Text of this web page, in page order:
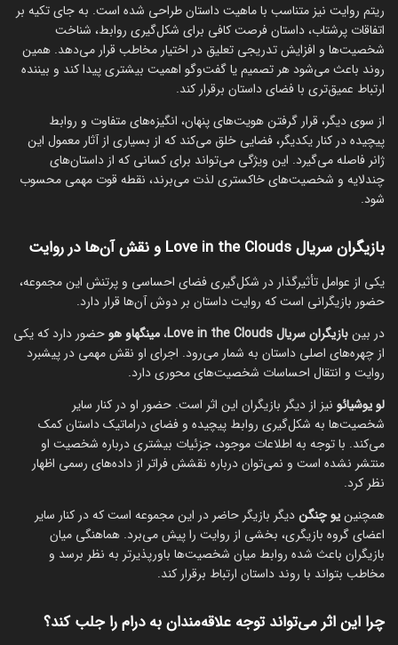
ریتم روایت نیز متناسب با ماهیت داستان طراحی شده است. به جای تکیه بر
اتفاقات پرشتاب، داستان فرصت کافی برای شکل‌گیری روابط، شناخت
شخصیت‌ها و افزایش تدریجی تعلیق در اختیار مخاطب قرار می‌دهد. همین
روند باعث می‌شود هر تصمیم یا گفت‌وگو اهمیت بیشتری پیدا کند و بیننده
ارتباط عمیق‌تری با فضای داستان برقرار کند.
از سوی دیگر، قرار گرفتن هویت‌های پنهان، انگیزه‌های متفاوت و روابط
پیچیده در کنار یکدیگر، فضایی خلق می‌کند که از بسیاری از آثار معمول این
ژانر فاصله می‌گیرد. این ویژگی می‌تواند برای کسانی که از داستان‌های
چندلایه و شخصیت‌های خاکستری لذت می‌برند، نقطه قوت مهمی محسوب
شود.
بازیگران سریال Love in the Clouds و نقش آن‌ها در روایت
یکی از عوامل تأثیرگذار در شکل‌گیری فضای احساسی و پرتنش این مجموعه،
حضور بازیگرانی است که روایت داستان بر دوش آن‌ها قرار دارد.
در بینبازیگران سریال Love in the Clouds ،مینگهاو هوحضور دارد که یکی
از چهره‌های اصلی داستان به شمار می‌رود. اجرای او نقش مهمی در پیشبرد
روایت و انتقال احساسات شخصیت‌های محوری دارد.
لو یوشیائو نیز از دیگر بازیگران این اثر است. حضور او در کنار سایر
شخصیت‌ها به شکل‌گیری روابط پیچیده و فضای دراماتیک داستان کمک
می‌کند. با توجه به اطلاعات موجود، جزئیات بیشتری درباره شخصیت او
منتشر نشده است و نمی‌توان درباره نقشش فراتر از داده‌های رسمی اظهار
نظر کرد.
همچنینیو چنگندیگر بازیگر حاضر در این مجموعه است که در کنار سایر
اعضای گروه بازیگری، بخشی از روایت را پیش می‌برد. هماهنگی میان
بازیگران باعث شده روابط میان شخصیت‌ها باورپذیرتر به نظر برسد و
مخاطب بتواند با روند داستان ارتباط برقرار کند.
چرا این اثر می‌تواند توجه علاقه‌مندان به درام را جلب کند؟